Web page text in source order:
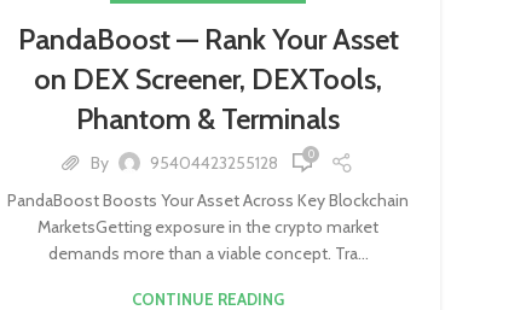
PandaBoost — Rank Your Asset
on DEX Screener, DEXTools,
Phantom & Terminals
By 95404423255128 0
PandaBoost Boosts Your Asset Across Key Blockchain
MarketsGetting exposure in the crypto market
demands more than a viable concept. Tra...
CONTINUE READING